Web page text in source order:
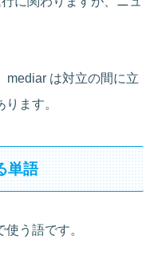
mediar は対立の間に立
ます。
単語
う語です。